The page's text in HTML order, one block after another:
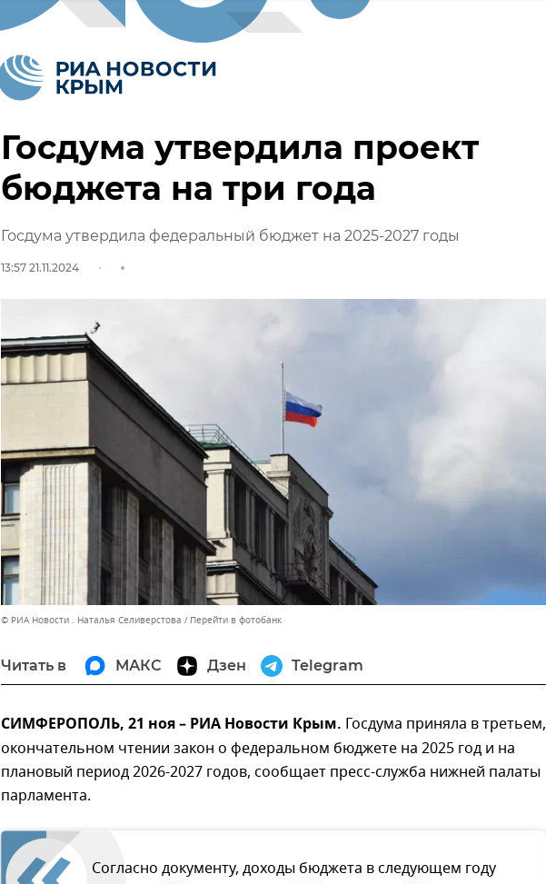
Госдума утвердила проект
бюджета на три года
Госдума утвердила федеральный бюджет на 2025-2027 годы
13:57 21.11.2024
© РИА Новости . Наталья Селиверстова Перейти в фотобанк
Читать в МАКС Дзен Telegram
СИМФЕРОПОЛЬ, 21 ноя – РИА Новости Крым. Госдума приняла в третьем,
окончательном чтении закон о федеральном бюджете на 2025 год и на
плановый период 2026-2027 годов, сообщает пресс-служба нижней палаты
парламента.
Согласно документу, доходы бюджета в следующем году